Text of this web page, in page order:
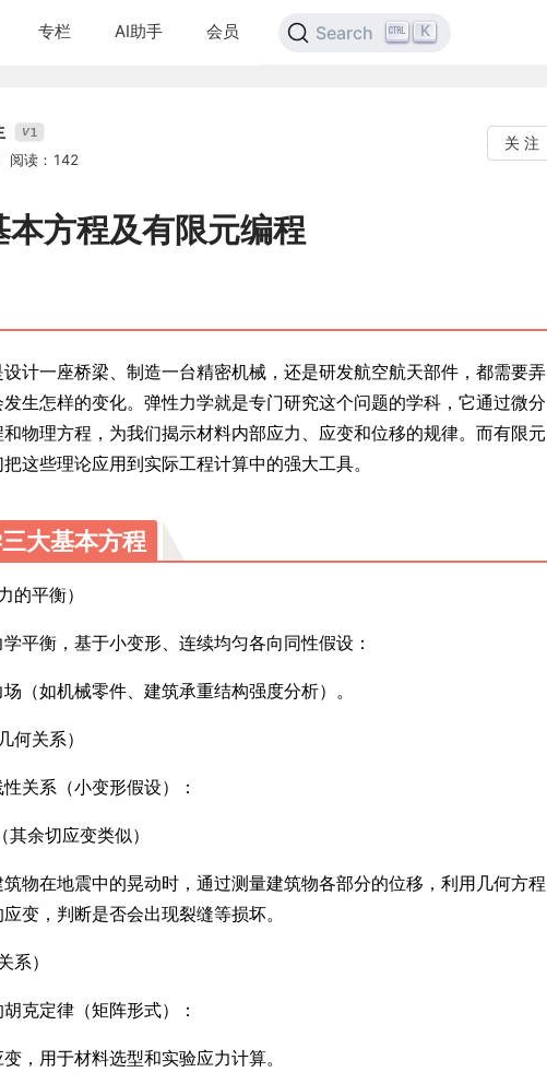
专栏 AI助手 会员 Search K
V1
阅读：142
关 注
方程及有限元编程
计一座桥梁、制造一台精密机械，还是研发航空航天部件，都需要弄
生怎样的变化。弹性力学就是专门研究这个问题的学科，它通过微分
物理方程，为我们揭示材料内部应力、应变和位移的规律。而有限元
这些理论应用到实际工程计算中的强大工具。
大基本方程
的平衡）
平衡，基于小变形、连续均匀各向同性假设：
（如机械零件、建筑承重结构强度分析）。
何关系）
关系（小变形假设）：
余切应变类似）
物在地震中的晃动时，通过测量建筑物各部分的位移，利用几何方程
变，判断是否会出现裂缝等损坏。
系）
克定律（矩阵形式）：
，用于材料选型和实验应力计算。